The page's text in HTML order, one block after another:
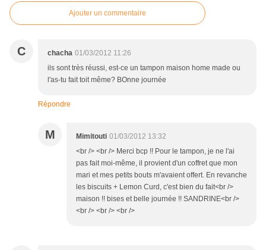
Ajouter un commentaire
C chacha 01/03/2012 11:26
ils sont très réussi, est-ce un tampon maison home made ou
l'as-tu fait toit même? BOnne journée
Répondre
M Mimitouti 01/03/2012 13:32
<br /> <br /> Merci bcp !! Pour le tampon, je ne l'ai
pas fait moi-même, il provient d'un coffret que mon
mari et mes petits bouts m'avaient offert. En revanche
les biscuits + Lemon Curd, c'est bien du fait<br />
maison !! bises et belle journée !! SANDRINE<br />
<br /> <br /> <br />